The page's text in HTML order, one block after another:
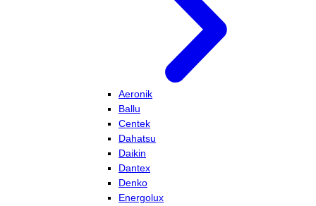
Aeronik
Ballu
Centek
Dahatsu
Daikin
Dantex
Denko
Energolux